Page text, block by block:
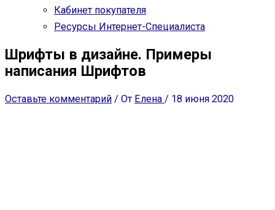
Кабинет покупателя
Ресурсы Интернет-Специалиста
Шрифты в дизайне. Примеры
написания Шрифтов
Оставьте комментарий / От Елена / 18 июня 2020